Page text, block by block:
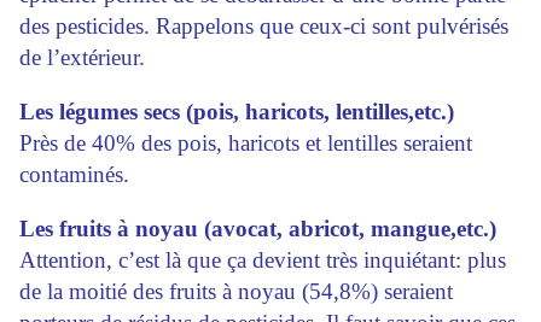
des pesticides. Rappelons que ceux-ci sont pulvérisés
de l’extérieur.
Les légumes secs (pois, haricots, lentilles,etc.)
Près de 40% des pois, haricots et lentilles seraient
contaminés.
Les fruits à noyau (avocat, abricot, mangue,etc.)
Attention, c’est là que ça devient très inquiétant: plus
de la moitié des fruits à noyau (54,8%) seraient